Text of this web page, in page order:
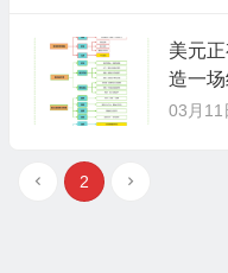
美元
造一
标
03月11
2